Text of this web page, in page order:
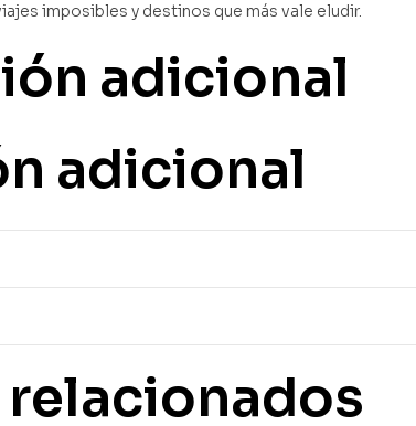
imposibles y destinos que más vale eludir.
adicional
adicional